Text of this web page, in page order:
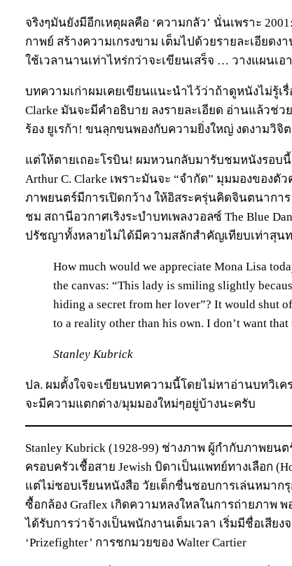
จริงๆมันยังมีอีกเหตุผลคือ ‘ความกลัว’ นั่นเพราะ
กาพย์ สร้างความเกรงขาม เต็มไปด้วยรายละเอียดง
ใช้เวลานานเท่าไหร่กว่าจะเขียนเสร็จ … วางแผนเอ
บทความเก่าผมเคยเขียนแนะนำไว้ว่าถ้าดูหนังไม่รู้เ
Clarke มันจะมีคำอธิบาย ลงรายละเอียด อ่านแล้วช่
ร้อง ยูเรก้า! ขนลุกขนพองกับความยิ่งใหญ่ งดงามวิ
แต่ให้ตายเถอะโรบิน! ผมหวนกลับมารับชมหนังรอ
Arthur C. Clarke เพราะมันจะ “จำกัด” มุมมองของตัว
ภาพยนตร์มีการเปิดกว้าง ให้อิสระครุ่นคิดจินตนากา
ชม สถานีอวกาศเริงระบำบทเพลงวอลซ์ The Blue
ปรัชญาทั้งหลายไม่ได้มีความสลักสำคัญเทียบเท่าสุน
How much would we appreciate Mona Lisa
the canvas: “This lady is smiling slightly
hiding a secret from her lover”? It would shut
to a reality other than his own. I don’t want that
Stanley Kubrick
ปล. ผมตั้งใจจะเขียนบทความนี้โดยไม่หาอ่านบทวิเ
จะมีความแตกต่าง/มุมมองใหม่ๆอยู่บ้างนะครับ
Stanley Kubrick (1928-99) ช่างภาพ ผู้กำกับภาพยน
ครอบครัวเชื้อสาย Jewish บิดาเป็นแพทย์ทางเลือก
แต่ไม่ชอบเรียนหนังสือ วัยเด็กชื่นชอบการเล่นหมาก
ซื้อกล้อง Graflex เกิดความหลงใหลในการถ่ายภาพ
ได้รับการว่าจ้างเป็นพนักงานเต็มเวลา เริ่มมีชื่อเสีย
‘Prizefighter’ การชกมวยของ Walter Cartier